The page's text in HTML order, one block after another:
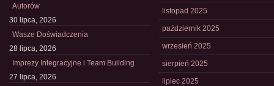
Autorów
30 lipca, 2026
Wasze Doświadczenia
28 lipca, 2026
Imprezy Integracyjne i Team Building
27 lipca, 2026
listopad 2025
październik 2025
wrzesień 2025
sierpień 2025
lipiec 2025